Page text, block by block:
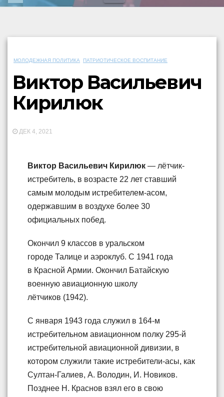
МОЛОДЕЖНАЯ ПОЛИТИКА ПАТРИОТИЧЕСКОЕ ВОСПИТАНИЕ
Виктор Васильевич
Кирилюк
ДЕК 4, 2021
Виктор Васильевич Кирилюк — лётчик-
истребитель, в возрасте 22 лет ставший
самым молодым истребителем-асом,
одержавшим в воздухе более 30
официальных побед.
Окончил 9 классов в уральском
городе Талице и аэроклуб. С 1941 года
в Красной Армии. Окончил Батайскую
военную авиационную школу
лётчиков (1942).
С января 1943 года служил в 164-м
истребительном авиационном полку 295-й
истребительной авиационной дивизии, в
котором служили такие истребители-асы, как
Султан-Галиев, А. Володин, И. Новиков.
Позднее Н. Краснов взял его в свою